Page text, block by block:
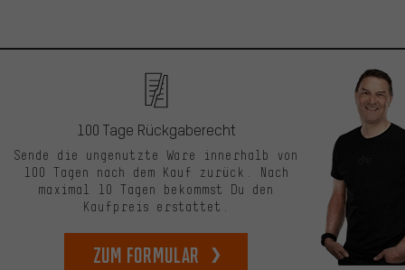
100 Tage Rückgaberecht
Sende die ungenutzte Ware innerhalb von
100 Tagen nach dem Kauf zurück. Nach
maximal 10 Tagen bekommst Du den
Kaufpreis erstattet.
zum Formular